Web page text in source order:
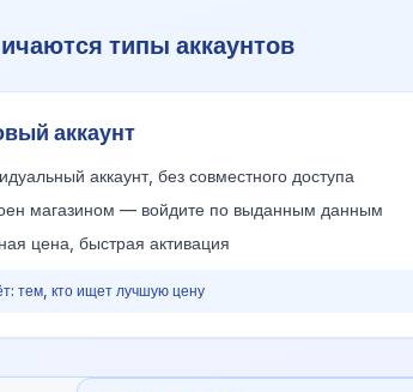
типы аккаунтов
аккаунт
аккаунт, без совместного доступа
магазином — войдите по выданным данным
цена, быстрая активация
тем, кто ищет лучшую цену